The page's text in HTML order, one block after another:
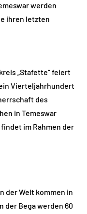
werden
ihren letzten
„Stafette“ feiert
Vierteljahrhundert
des
in Temeswar
im Rahmen der
der Welt kommen in
der Bega werden 60